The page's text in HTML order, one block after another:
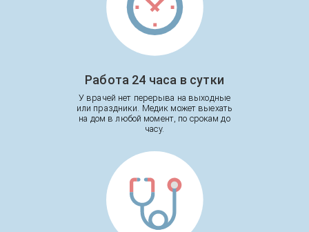
Работа 24 часа в сутки
У врачей нет перерыва на выходные
или праздники. Медик может выехать
на дом в любой момент, по срокам до
часу.